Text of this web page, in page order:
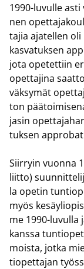
1990-​luvulle
nen
ta­jia aja­tel­len
kas­va­tuk­sen
jota ope­tet­tiin
opet­ta­ji­na
väk­sy­mät
ton
ja­sin
tuk­sen
Siir­ryin vuon­na
liit­to)
la ope­tin
myös
me 1990-​luvulla
kans­sa
mois­ta, jotka
tio­pet­ta­jan